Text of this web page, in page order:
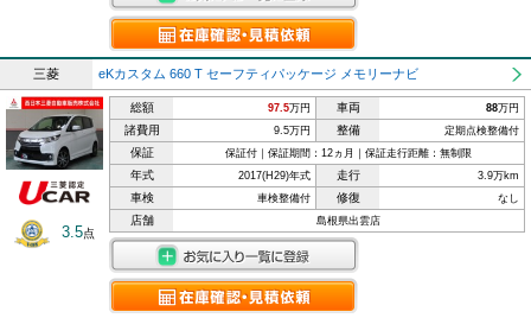
三菱 eKカスタム 660 T セーフティパッケージ メモリーナビ
3.5点
総額 97.5万円 車両 88万円
諸費用 9.5万円 整備 定期点検整備付
保証 保証付｜保証期間：12ヵ月｜保証走行距離：無制限
年式 2017(H29)年式 走行 3.9万km
車検 車検整備付 修復 なし
店舗 島根県出雲店